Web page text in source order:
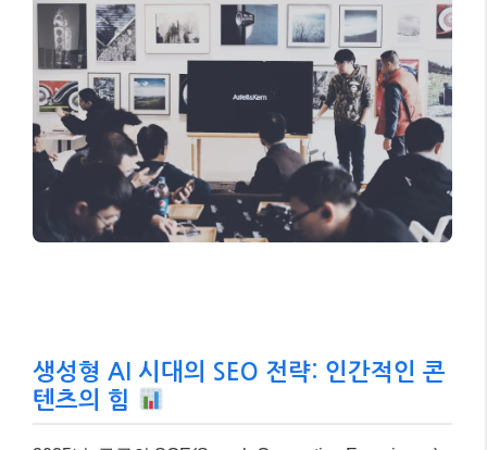
생성형 AI 시대의 SEO 전략: 인간적인 콘
텐츠의 힘